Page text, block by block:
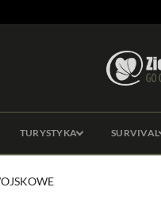
TURYSTYKA SURVIVAL